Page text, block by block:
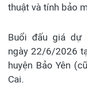
thuật và tính bảo
Buổi đấu giá dự
ngày 22/6/2026
huyện Bảo Yên
Cai.